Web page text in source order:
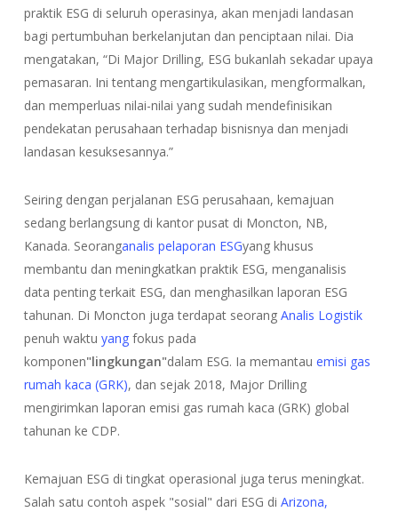
praktik ESG di seluruh operasinya, akan menjadi landasan
bagi pertumbuhan berkelanjutan dan penciptaan nilai. Dia
mengatakan, “Di Major Drilling, ESG bukanlah sekadar upaya
pemasaran. Ini tentang mengartikulasikan, mengformalkan,
dan memperluas nilai-nilai yang sudah mendefinisikan
pendekatan perusahaan terhadap bisnisnya dan menjadi
landasan kesuksesannya.”
Seiring dengan perjalanan ESG perusahaan, kemajuan
sedang berlangsung di kantor pusat di Moncton, NB,
Kanada. Seoranganalis pelaporan ESGyang khusus
membantu dan meningkatkan praktik ESG, menganalisis
data penting terkait ESG, dan menghasilkan laporan ESG
tahunan. Di Moncton juga terdapat seorang Analis Logistik
penuh waktu yang fokus pada
komponen"lingkungan"dalam ESG. Ia memantau emisi gas
rumah kaca (GRK), dan sejak 2018, Major Drilling
mengirimkan laporan emisi gas rumah kaca (GRK) global
tahunan ke CDP.
Kemajuan ESG di tingkat operasional juga terus meningkat.
Salah satu contoh aspek "sosial" dari ESG di Arizona,